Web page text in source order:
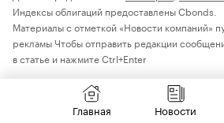
Индексы облигаций предоставлены Cbonds.
Материалы с отметкой «Новости компаний»
рекламы Чтобы отправить редакции
в статье и нажмите Ctrl+Enter
Главная Новости